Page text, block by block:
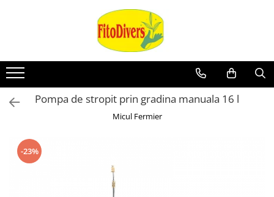
Pompa de stropit prin gradina manuala 16 l
Micul Fermier
-23%